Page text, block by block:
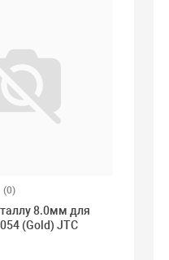
(0)
8.0мм для
(Gold) JTC